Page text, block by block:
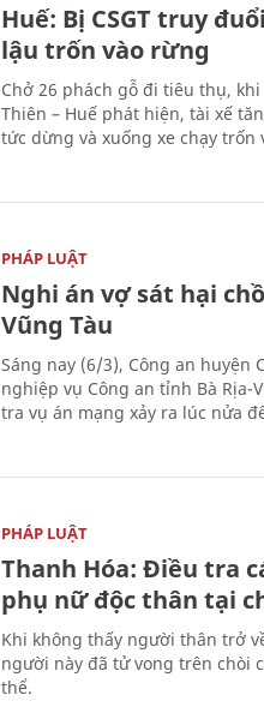
Huế: Bị CSGT truy
lậu trốn vào rừng
Chở 26 phách gỗ đi tiêu thụ,
Thiên – Huế phát hiện, tài xế
tức dừng và xuống xe chạy trốn
PHÁP LUẬT
Nghi án vợ sát hại
Vũng Tàu
Sáng nay (6/3), Công an huyện
nghiệp vụ Công an tỉnh Bà
tra vụ án mạng xảy ra lúc nửa
PHÁP LUẬT
Thanh Hóa: Điều tra
phụ nữ độc thân tại
Khi không thấy người thân trở
người này đã tử vong trên chòi
thể.